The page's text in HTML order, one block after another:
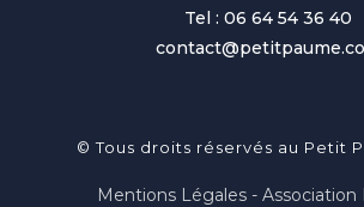
Tel : 06 64 54 36 40
© Tous droits réservés au Petit
Mentions Légales - Association